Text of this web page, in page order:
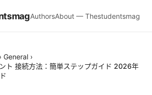
AuthorsAbout — Thestudentsmag
› General ›
ト 接続方法：簡単ステップガイド 2026年